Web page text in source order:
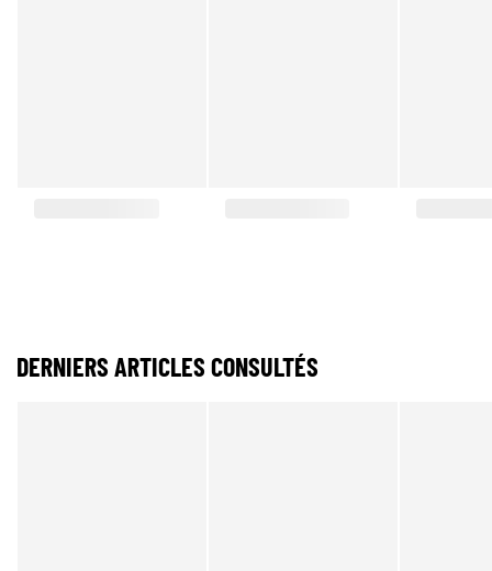
DERNIERS ARTICLES CONSULTÉS